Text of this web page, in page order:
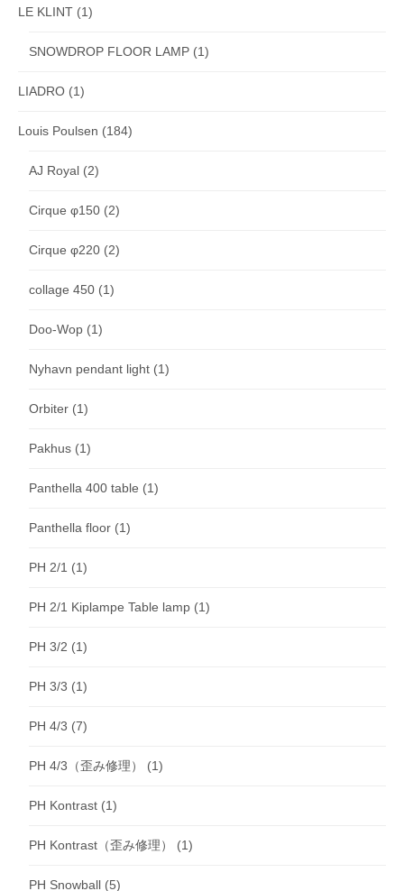
LE KLINT (1)
SNOWDROP FLOOR LAMP (1)
LIADRO (1)
Louis Poulsen (184)
AJ Royal (2)
Cirque φ150 (2)
Cirque φ220 (2)
collage 450 (1)
Doo-Wop (1)
Nyhavn pendant light (1)
Orbiter (1)
Pakhus (1)
Panthella 400 table (1)
Panthella floor (1)
PH 2/1 (1)
PH 2/1 Kiplampe Table lamp (1)
PH 3/2 (1)
PH 3/3 (1)
PH 4/3 (7)
PH 4/3（歪み修理） (1)
PH Kontrast (1)
PH Kontrast（歪み修理） (1)
PH Snowball (5)